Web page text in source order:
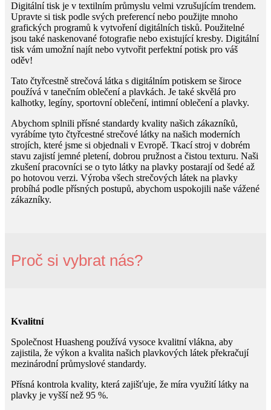
Digitální tisk je v textilním průmyslu velmi vzrušujícím trendem.
Upravte si tisk podle svých preferencí nebo použijte mnoho
grafických programů k vytvoření digitálních tisků. Použitelné
jsou také naskenované fotografie nebo existující kresby. Digitální
tisk vám umožní najít nebo vytvořit perfektní potisk pro váš
oděv!
Tato čtyřcestně strečová látka s digitálním potiskem se široce
používá v tanečním oblečení a plavkách. Je také skvělá pro
kalhotky, legíny, sportovní oblečení, intimní oblečení a plavky.
Abychom splnili přísné standardy kvality našich zákazníků,
vyrábíme tyto čtyřcestné strečové látky na našich moderních
strojích, které jsme si objednali v Evropě. Tkací stroj v dobrém
stavu zajistí jemné pletení, dobrou pružnost a čistou texturu. Naši
zkušení pracovníci se o tyto látky na plavky postarají od šedé až
po hotovou verzi. Výroba všech strečových látek na plavky
probíhá podle přísných postupů, abychom uspokojili naše vážené
zákazníky.
Proč si vybrat nás?
Kvalitní
Společnost Huasheng používá vysoce kvalitní vlákna, aby
zajistila, že výkon a kvalita našich plavkových látek překračují
mezinárodní průmyslové standardy.
Přísná kontrola kvality, která zajišťuje, že míra využití látky na
plavky je vyšší než 95 %.